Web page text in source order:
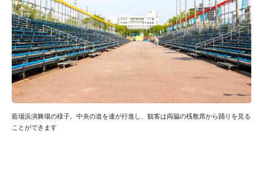
藍場浜演舞場の様子。中央の道を連が行進し、観客は両脇の桟敷席から踊りを見る
ことができます